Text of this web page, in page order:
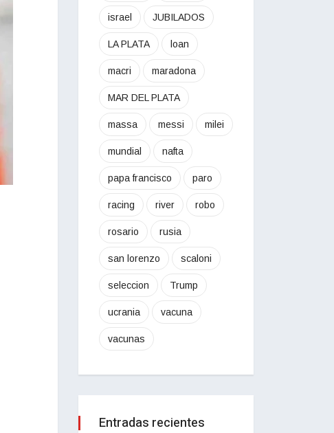
israel JUBILADOS
LA PLATA loan
macri maradona
MAR DEL PLATA
massa messi milei
mundial nafta
papa francisco paro
racing river robo
rosario rusia
san lorenzo scaloni
seleccion Trump
ucrania vacuna
vacunas
Entradas recientes